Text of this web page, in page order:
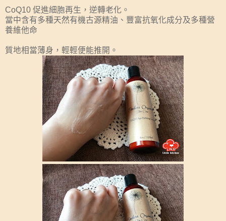
CoQ10 促進細胞再生，逆轉老化。
當中含有多種天然有機古源精油、豐富抗氧化成分及多種營
養維他命
質地相當薄身，輕輕便能推開。